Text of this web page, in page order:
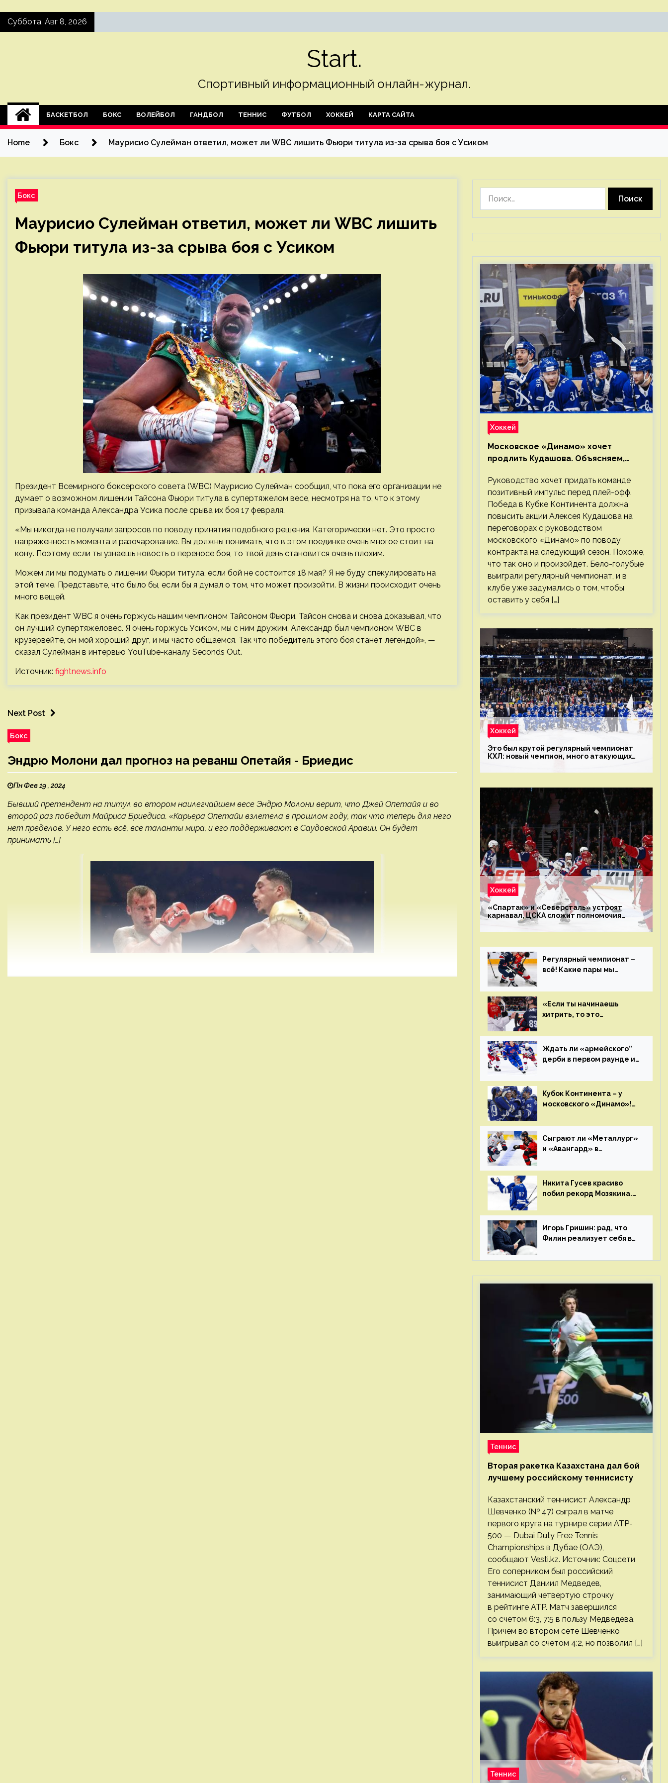
SkipСуббота, Авг 8, 2026
Start.
Спортивный информационный онлайн-журнал.
БАСКЕТБОЛ БОКС ВОЛЕЙБОЛ ГАНДБОЛ ТЕННИС ФУТБОЛ ХОККЕЙ КАРТА САЙТА
Home Бокс Маурисио Сулейман ответил, может ли WBC лишить Фьюри титула из-за срыва боя с Усиком
Бокс
Маурисио Сулейман ответил, может ли WBC лишить
Фьюри титула из-за срыва боя с Усиком
Президент Всемирного боксерского совета (WBC) Маурисио Сулейман сообщил, что пока его организации не
думает о возможном лишении Тайсона Фьюри титула в супертяжелом весе, несмотря на то, что к этому
призывала команда Александра Усика после срыва их боя 17 февраля.
«Мы никогда не получали запросов по поводу принятия подобного решения. Категорически нет. Это просто
напряженность момента и разочарование. Вы должны понимать, что в этом поединке очень многое стоит на
кону. Поэтому если ты узнаешь новость о переносе боя, то твой день становится очень плохим.
Можем ли мы подумать о лишении Фьюри титула, если бой не состоится 18 мая? Я не буду спекулировать на
этой теме. Представьте, что было бы, если бы я думал о том, что может произойти. В жизни происходит очень
много вещей.
Как президент WBC я очень горжусь нашим чемпионом Тайсоном Фьюри. Тайсон снова и снова доказывал, что
он лучший супертяжеловес. Я очень горжусь Усиком, мы с ним дружим. Александр был чемпионом WBC в
крузервейте, он мой хороший друг, и мы часто общаемся. Так что победитель этого боя станет легендой», —
сказал Сулейман в интервью YouTube-каналу Seconds Out.
Источник: fightnews.info
Next Post
Бокс
Эндрю Молони дал прогноз на реванш Опетайя - Бриедис
Пн Фев 19 , 2024
Бывший претендент на титул во втором наилегчайшем весе Эндрю Молони верит, что Джей Опетайя и во
второй раз победит Майриса Бриедиса. «Карьера Опетайи взлетела в прошлом году, так что теперь для него
нет пределов. У него есть всё, все таланты мира, и его поддерживают в Саудовской Аравии. Он будет
принимать […]
Хоккей
Московское «Динамо» хочет
продлить Кудашова. Объясняем,
Руководство хочет придать команде
позитивный импульс перед плей-офф.
Победа в Кубке Континента должна
повысить акции Алексея Кудашова на
переговорах с руководством
московского «Динамо» по поводу
контракта на следующий сезон. Похоже,
что так оно и произойдет. Бело-голубые
выиграли регулярный чемпионат, и в
клубе уже задумались о том, чтобы
оставить у себя […]
Хоккей
Это был крутой регулярный чемпионат
КХЛ: новый чемпион, много атакующих
Хоккей
«Спартак» и «Северсталь» устроят
карнавал, ЦСКА сложит полномочия
чемпиона. Превью первого раунда плей-
офф на Западе
Регулярный чемпионат –
всё! Какие пары мы
«Если ты начинаешь
хитрить, то это
бумерангом»
Ждать ли «армейского”
дерби в первом раунде и
Главные интриги
последнего дня
«регулярки” КХЛ
Кубок Континента – у
московского «Динамо»!
за один сезон
Сыграют ли «Металлург»
и «Авангард» в
Никита Гусев красиво
побил рекорд Мозякина.
у Никиты еще много
Игорь Гришин: рад, что
Филин реализует себя в
что не стали загонять его
Теннис
Вторая ракетка Казахстана дал бой
лучшему российскому теннисисту
Казахстанский теннисист Александр
Шевченко (№ 47) сыграл в матче
первого круга на турнире серии ATP-
500 — Dubai Duty Free Tennis
Championships в Дубае (ОАЭ),
сообщают Vesti.kz. Источник: Соцсети
Его соперником был российский
теннисист Даниил Медведев,
занимающий четвертую строчку
в рейтинге ATP. Матч завершился
со счетом 6:3, 7:5 в пользу Медведева.
Причем во втором сете Шевченко
выигрывал со счетом 4:2, но позволил […]
Теннис